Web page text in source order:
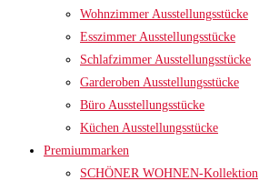
Wohnzimmer Ausstellungsstücke
Esszimmer Ausstellungsstücke
Schlafzimmer Ausstellungsstücke
Garderoben Ausstellungsstücke
Büro Ausstellungsstücke
Küchen Ausstellungsstücke
Premiummarken
SCHÖNER WOHNEN-Kollektion